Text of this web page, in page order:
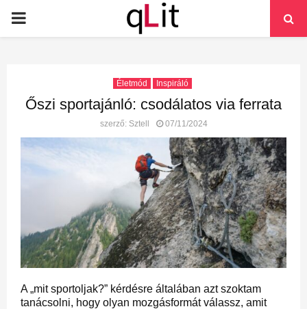
PRIMARY
Életmód Inspiráló
Őszi sportajánló: csodálatos via ferrata
szerző: Sztell 07/11/2024
A „mit sportoljak?” kérdésre általában azt szoktam
tanácsolni, hogy olyan mozgásformát válassz, amit